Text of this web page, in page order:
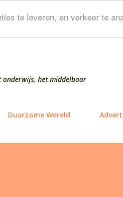
te leveren, en verkeer te
hoofdcontent
onderwijs, het middelbaar
Duurzame Wereld